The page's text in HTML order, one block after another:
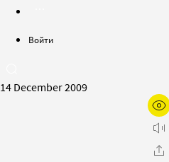
Войти
14 December 2009